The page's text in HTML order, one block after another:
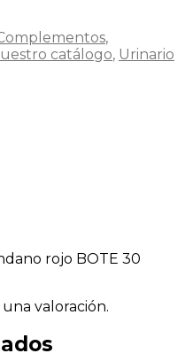
,
catálogo, Urinario
rojo BOTE 30
valoración.